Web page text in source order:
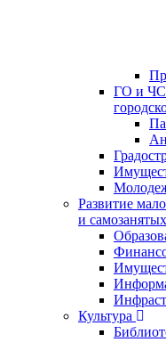
ГО и ЧС
Развитие
и
Культура